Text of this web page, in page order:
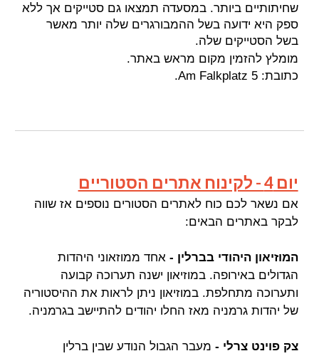
שחיתותיים ביותר. במסעדה תמצאו גם סטייקים אך ללא
ספק היא ידועה בשל ההמבורגרים שלה יותר מאשר
בשל הסטייקים שלה.
מומלץ להזמין מקום מראש באתר.
כתובת: Am Falkplatz 5.
יום 4 - לקינוח אתרים הסטוריים
אם נשאר לכם כוח לאתרים הסטורים נוספים אז שווה
לבקר באתרים הבאים:
המוזיאון היהודי בברלין - אחד ממוזאוני היהדות
הגדולים באירופה. במוזיאון ישנה תערוכה קבועה
ותערוכה מתחלפת. במוזיאון ניתן לראות את ההיסטוריה
של יהדות גרמניה מאז החלו יהודים להתיישב בגרמניה.
צק פוינט צרלי - מעבר הגבול הנודע שבין ברלין